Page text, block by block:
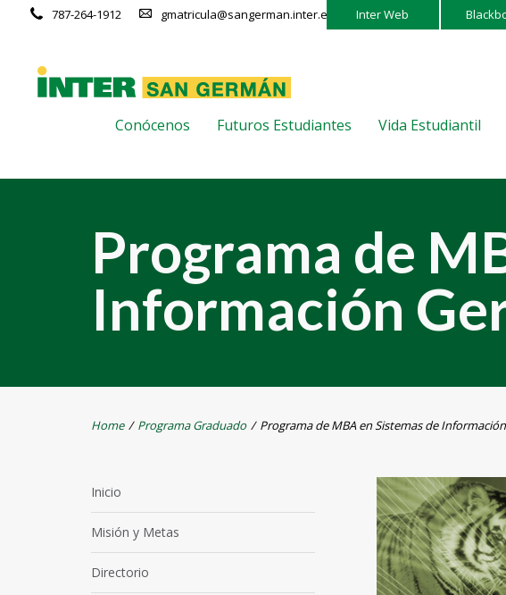
Inter Web
787-264-1912 gmatricula@sangerman.inter.edu
Conócenos Futuros Estudiantes Vida Estudiantil
Programa de
Información
Home / Programa Graduado / Programa de MBA en Sistemas de
Inicio
Misión y Metas
Directorio